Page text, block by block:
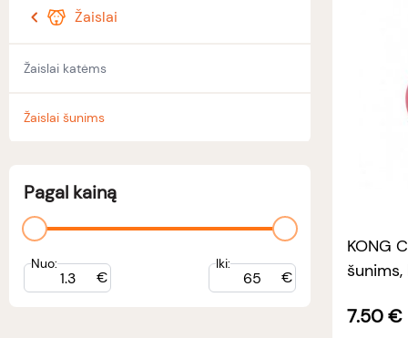
Žaislai
Žaislai katėms
Žaislai šunims
Pagal kainą
Nuo:
€
Iki:
€
KONG
7.50€